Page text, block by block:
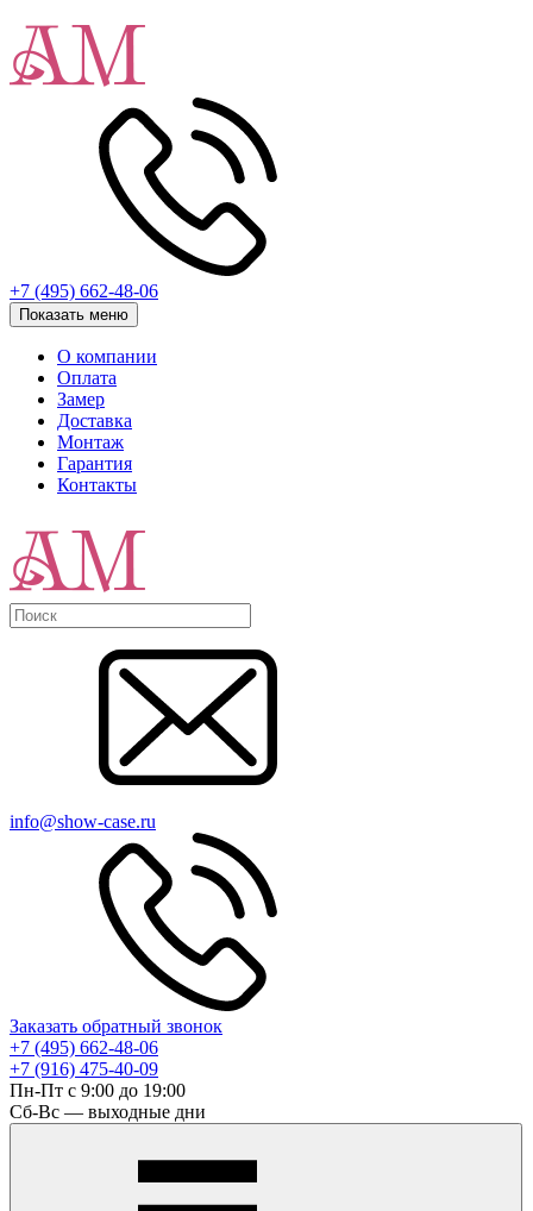
+7 (495) 662-48-06
Показать меню
О компании
Оплата
Замер
Доставка
Монтаж
Гарантия
Контакты
info@show-case.ru
Заказать обратный звонок
+7 (495) 662-48-06
+7 (916) 475-40-09
Пн-Пт с 9:00 до 19:00
Сб-Вс — выходные дни